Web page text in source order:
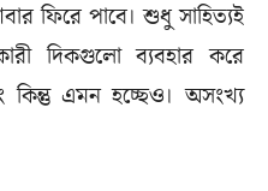
ফিরে পাবে। শুধু সাহিত্যই
দিকগুলো ব্যবহার করে
কিন্তু এমন হচ্ছেও। অসংখ্য